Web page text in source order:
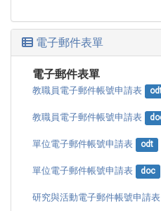
電子郵件表單
電子郵件表單
教職員電子郵件帳號申請表
教職員電子郵件帳號申請表
單位電子郵件帳號申請表 odt
單位電子郵件帳號申請表 doc
研究與活動電子郵件帳號申請表